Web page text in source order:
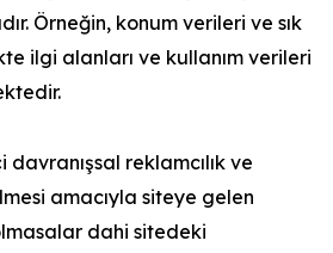
Örneğin, konum verileri ve sık
ilgi alanları ve kullanım verileri
reklamcılık ve
amacıyla siteye gelen
dahi sitedeki